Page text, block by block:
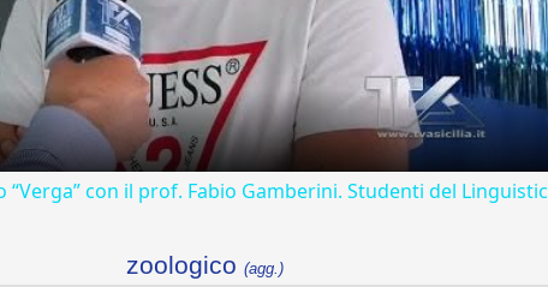
Video
con il prof. Fabio Gamberini. Studenti del Linguistic
zoologico (agg.)